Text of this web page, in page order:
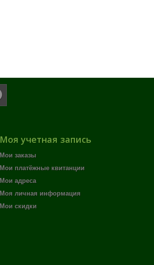
Моя учетная запись
Мои заказы
Мои платёжные квитанции
Мои адреса
Моя личная информация
Мои скидки